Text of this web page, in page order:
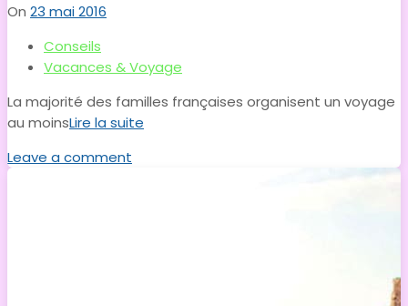
On 23 mai 2016
Conseils
Vacances & Voyage
La majorité des familles françaises organisent un voyage
au moinsLire la suite
Leave a comment